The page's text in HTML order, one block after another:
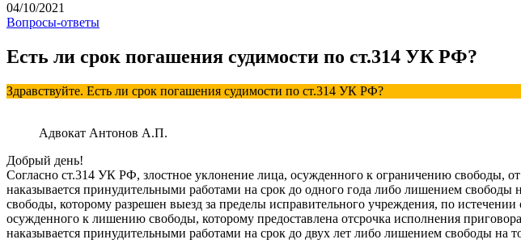
04/10/2021
Вопросы-ответы
Есть ли срок погашения судимости по ст.314 УК РФ?
Здравствуйте. Есть ли срок погашения судимости по ст.314 УК РФ?
Адвокат Антонов А.П.
Добрый день!
Согласно ст.314 УК РФ, злостное уклонение лица, осужденного к ограничению свободы,
наказывается принудительными работами на срок до одного года либо лишением
свободы, которому разрешен выезд за пределы исправительного учреждения, по
осужденного к лишению свободы, которому предоставлена отсрочка исполнения
наказывается принудительными работами на срок до двух лет либо лишением свободы на